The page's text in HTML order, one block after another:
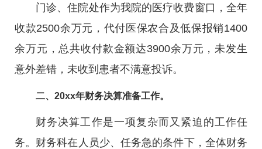
门诊、住院处作为我院的医疗收费窗口，全年
收款2500余万元，代付医保农合及低保报销1400
余万元，总共收付款金额达3900余万元，未发生
意外差错，未收到患者不满意投诉。
二、20xx年财务决算准备工作。
财务决算工作是一项复杂而又紧迫的工作任
务。财务科在人员少、任务急的条件下，全体财务